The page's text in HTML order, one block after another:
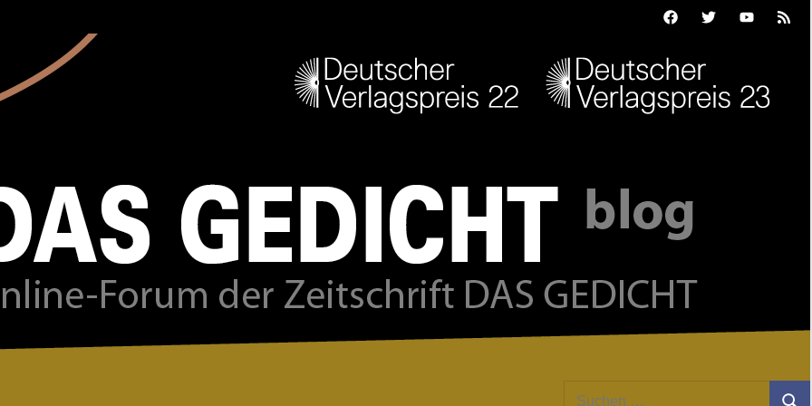
FacebookTwitterYoutubeFeed
Suchen